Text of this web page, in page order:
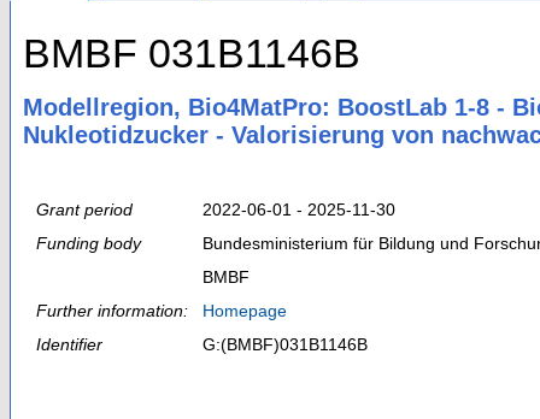
BMBF 031B1146B
Modellregion, Bio4MatPro: BoostLab 1-8 -
Nukleotidzucker - Valorisierung von
Grant period
2022-06-01 - 2025-11-30
Funding body
Bundesministerium für Bildung und
BMBF
Further information:
Homepage
Identifier
G:(BMBF)031B1146B